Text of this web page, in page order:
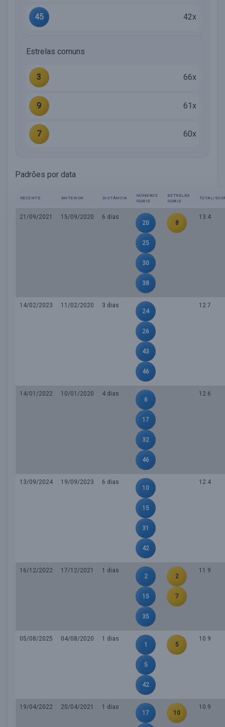
45 42x
Estrelas comuns
3 66x
9 61x
7 60x
Padrões por data
RECENTE ANTERIOR DISTÂNCIA
NÚMEROS
IGUAIS
ESTRELAS
IGUAIS
TOTAL/
21/09/2021 15/09/2020
6 dias
20
25
30
38
8
13.4
14/02/2023 11/02/2020
3 dias
24
26
43
46
12.7
14/01/2022 10/01/2020
4 dias
6
17
32
46
12.6
13/09/2024 19/09/2023
6 dias
10
15
31
42
12.4
16/12/2022 17/12/2021
1 dias
2
15
35
2
7
11.9
05/08/2025 04/08/2020
1 dias
1
5
42
5
10.9
19/04/2022 20/04/2021
1 dias
17
10
10.9